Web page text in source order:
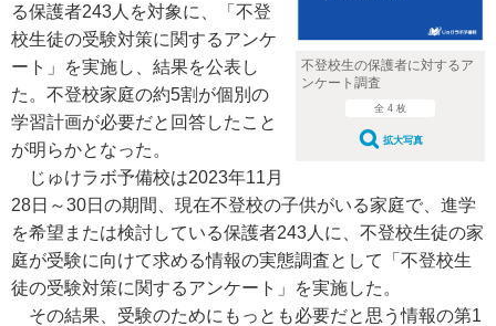
不登校生の保護者に対するア
ンケート調査
全 4 枚
拡大写真
る保護者243人を対象に、「不登
校生徒の受験対策に関するアンケ
ート」を実施し、結果を公表し
た。不登校家庭の約5割が個別の
学習計画が必要だと回答したこと
が明らかとなった。
じゅけラボ予備校は2023年11月
28日～30日の期間、現在不登校の子供がいる家庭で、進学
を希望または検討している保護者243人に、不登校生徒の家
庭が受験に向けて求める情報の実態調査として「不登校生
徒の受験対策に関するアンケート」を実施した。
その結果、受験のためにもっとも必要だと思う情報の第1